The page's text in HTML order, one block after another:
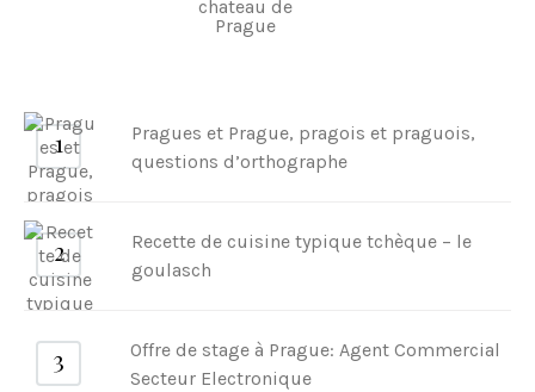
Pragues et Prague, pragois et praguois,
questions d’orthographe
Recette de cuisine typique tchèque – le
goulasch
Offre de stage à Prague: Agent Commercial
Secteur Electronique